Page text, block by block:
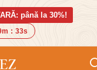
până la 30%!
: 32s